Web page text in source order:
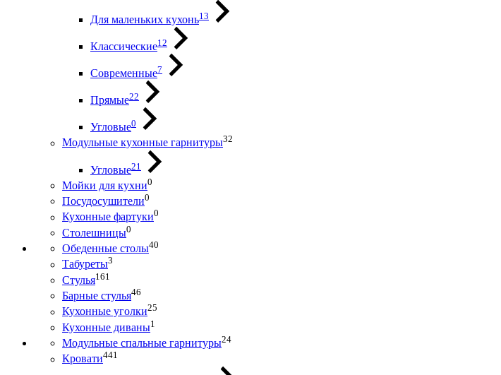
Для маленьких кухонь13
Классические12
Современные7
Прямые22
Угловые0
Модульные кухонные гарнитуры32
Угловые21
Мойки для кухни0
Посудосушители0
Кухонные фартуки0
Столешницы0
Обеденные столы40
Табуреты3
Стулья161
Барные стулья46
Кухонные уголки25
Кухонные диваны1
Модульные спальные гарнитуры24
Кровати441